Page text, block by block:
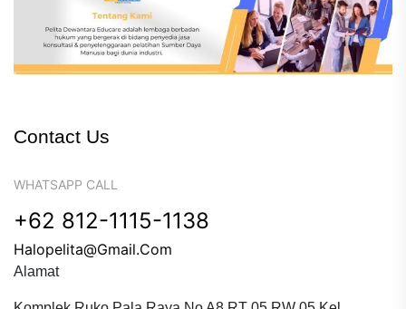
Contact Us
WHATSAPP CALL
+62 812-1115-1138
Halopelita@gmail.com
Alamat